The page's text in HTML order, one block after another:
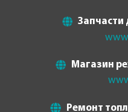
Запчасти
Магазин
Ремонт